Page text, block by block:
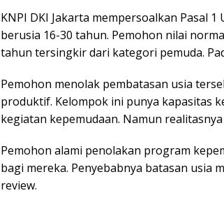
KNPI DKI Jakarta mempersoalkan Pasal
berusia 16-30 tahun. Pemohon nilai
tahun tersingkir dari kategori pemuda.
Pemohon menolak pembatasan usia
produktif. Kelompok ini punya kapasitas
kegiatan kepemudaan. Namun
Pemohon alami penolakan program
bagi mereka. Penyebabnya batasan usia
review.